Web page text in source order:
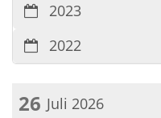
2023
2022
26 Juli 2026